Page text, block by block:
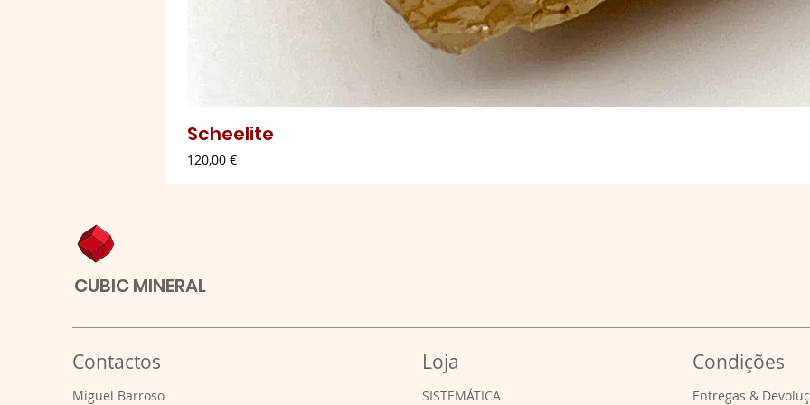
Scheelite
Preço
120,00 €
CUBIC MINERAL
Contactos
​Miguel Barroso
Loja
SISTEMÁTICA
Condições
Entregas &